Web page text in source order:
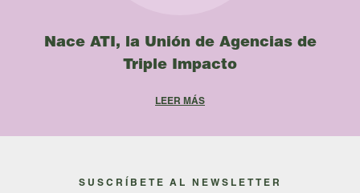
Nace ATI, la Unión de Agencias de
Triple Impacto
SUSCRÍBETE AL NEWSLETTER